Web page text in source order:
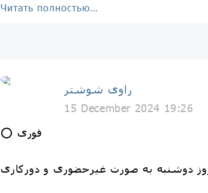
Читать полностью…
راوی شوشتر
15 December 2024 19:26
⭕️ فوری
دوشنبه به صورت غیرحضوری و دورکاری